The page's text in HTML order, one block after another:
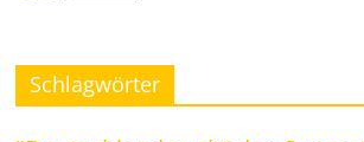
Schlagwörter